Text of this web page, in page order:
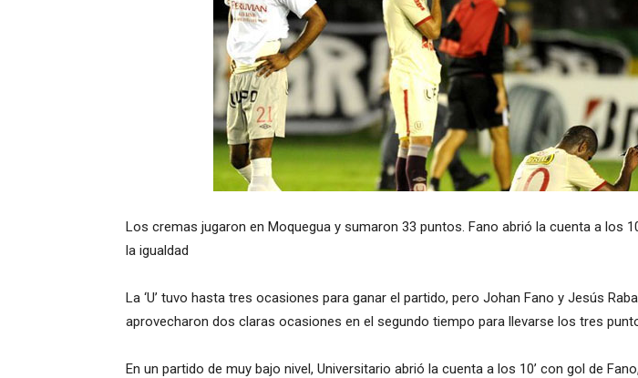
Los cremas jugaron en Moquegua y sumaron 33 puntos. Fano abrió la cuenta a los
la igualdad
La ‘U’ tuvo hasta tres ocasiones para ganar el partido, pero Johan Fano y Jesús
aprovecharon dos claras ocasiones en el segundo tiempo para llevarse los tres
En un partido de muy bajo nivel, Universitario abrió la cuenta a los 10’ con gol de